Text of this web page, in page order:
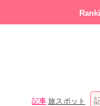
記事 旅スポット